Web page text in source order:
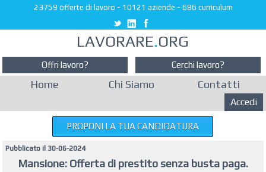
23759 offerte di lavoro - 10121 aziende - 686 curriculum
LAVORARE.ORG
Offri lavoro? Cerchi lavoro?
Home Chi Siamo Contatti
Accedi
Pubblicato il 30-06-2024
Mansione: Offerta di prestito senza busta paga.
PROPONI LA TUA CANDIDATURA